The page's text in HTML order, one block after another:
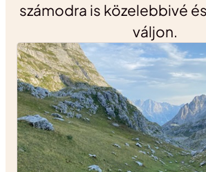
számodra is közelebbivé
váljon.